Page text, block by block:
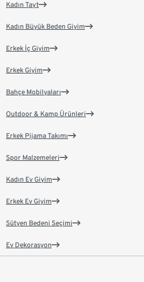
Kadın Tayt
Kadın Büyük Beden Giyim
Erkek İç Giyim
Erkek Giyim
Bahçe Mobilyaları
Outdoor & Kamp Ürünleri
Erkek Pijama Takımı
Spor Malzemeleri
Kadın Ev Giyim
Erkek Ev Giyim
Sütyen Bedeni Seçimi
Ev Dekorasyon